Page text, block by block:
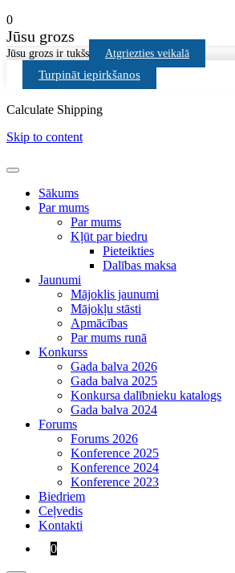
0
Jūsu grozs
Jūsu grozs ir tukšs Atgriezties veikalā
Turpināt iepirkšanos
Calculate Shipping
Skip to content
Sākums
Par mums
Par mums
Kļūt par biedru
Pieteikties
Dalības maksa
Jaunumi
Mājoklis jaunumi
Mājokļu stāsti
Apmācības
Par mums runā
Konkurss
Gada balva 2026
Gada balva 2025
Konkursa dalībnieku katalogs
Gada balva 2024
Forums
Forums 2026
Konference 2025
Konference 2024
Konference 2023
Biedriem
Ceļvedis
Kontakti
0